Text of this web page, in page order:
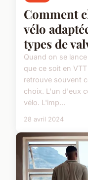
Comment
vélo
types de
Quand on se
que ce soit en
retrouve souvent
choix. L'un d'eux
vélo. L'imp...
28 avril 2024